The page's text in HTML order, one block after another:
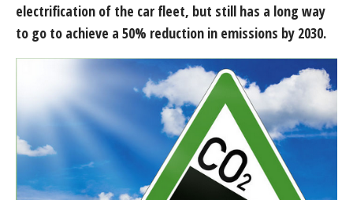
electrification of the car fleet, but still has a long way
to go to achieve a 50% reduction in emissions by 2030.